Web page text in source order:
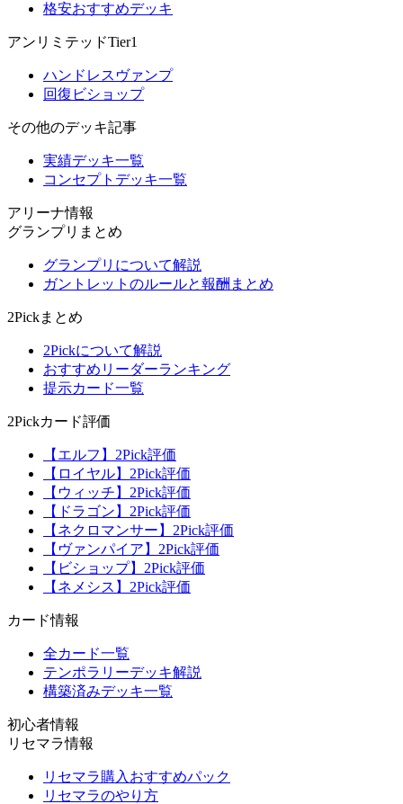
格安おすすめデッキ
アンリミテッドTier1
ハンドレスヴァンプ
回復ビショップ
その他のデッキ記事
実績デッキ一覧
コンセプトデッキ一覧
アリーナ情報
グランプリまとめ
グランプリについて解説
ガントレットのルールと報酬まとめ
2Pickまとめ
2Pickについて解説
おすすめリーダーランキング
提示カード一覧
2Pickカード評価
【エルフ】2Pick評価
【ロイヤル】2Pick評価
【ウィッチ】2Pick評価
【ドラゴン】2Pick評価
【ネクロマンサー】2Pick評価
【ヴァンパイア】2Pick評価
【ビショップ】2Pick評価
【ネメシス】2Pick評価
カード情報
全カード一覧
テンポラリーデッキ解説
構築済みデッキ一覧
初心者情報
リセマラ情報
リセマラ購入おすすめパック
リセマラのやり方